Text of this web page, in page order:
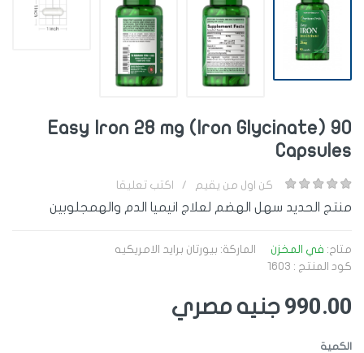
Easy Iron 28 mg (Iron Glycinate) 90
Capsules
كن اول من يقيم / اكتب تعليقا
منتج الحديد سهل الهضم لعلاج انيميا الدم والهمجلوبين
متاح: في المخزن الماركة: بيورتان برايد الامريكيه
كود المنتج : 1603
990.00 جنيه مصري
الكمية